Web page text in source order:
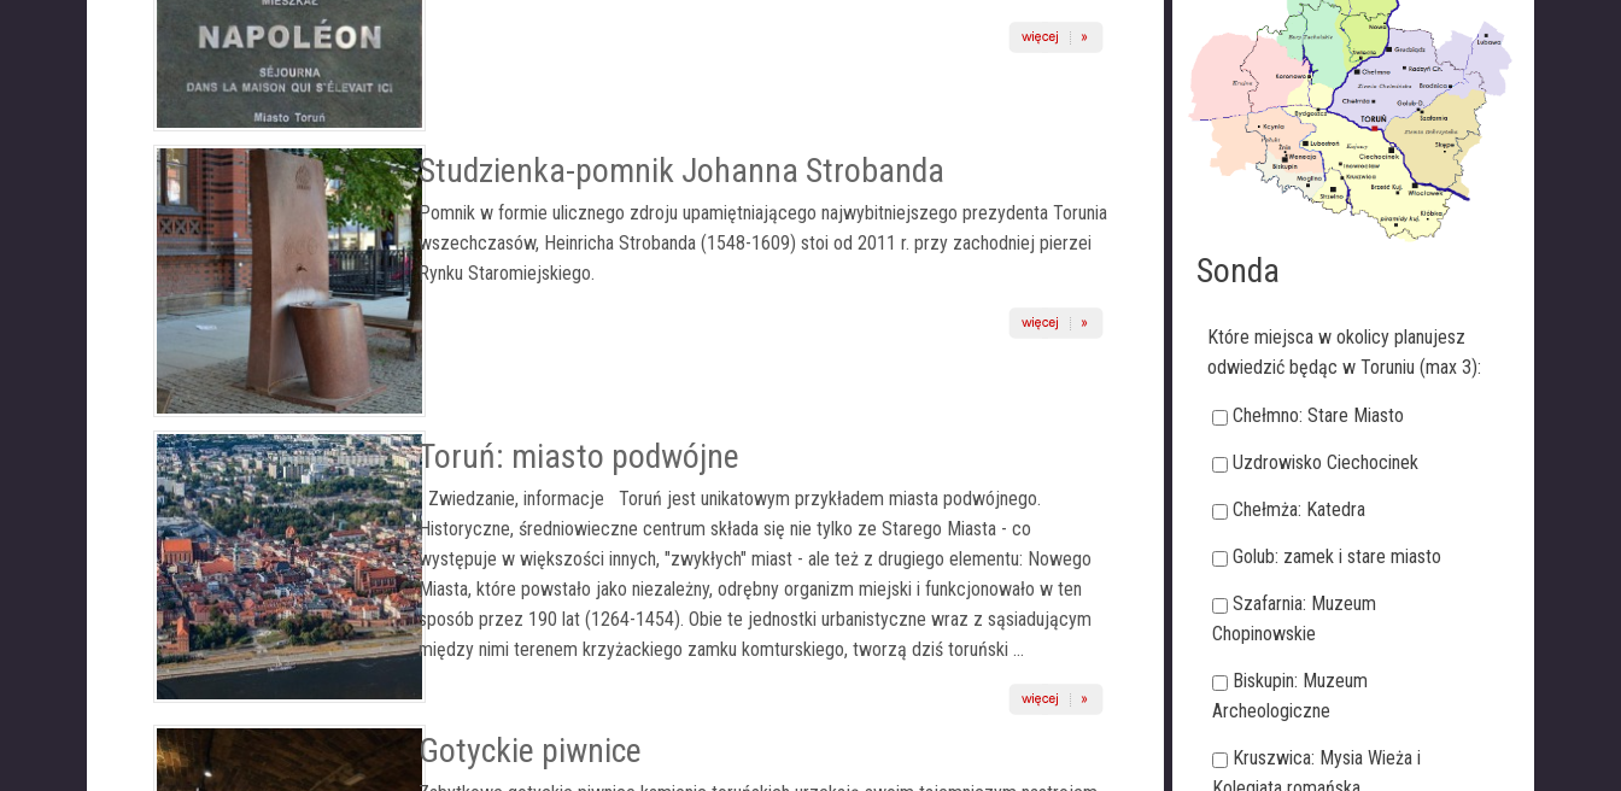
Studzienka-pomnik Johanna Strobanda
Pomnik w formie ulicznego zdroju upamiętniającego najwybitniejszego prezydenta Torunia
wszechczasów, Heinricha Strobanda (1548-1609) stoi od 2011 r. przy zachodniej pierzei
Rynku Staromiejskiego.
Toruń: miasto podwójne
Zwiedzanie, informacje Toruń jest unikatowym przykładem miasta podwójnego.
Historyczne, średniowieczne centrum składa się nie tylko ze Starego Miasta - co
występuje w większości innych, "zwykłych" miast - ale też z drugiego elementu: Nowego
Miasta, które powstało jako niezależny, odrębny organizm miejski i funkcjonowało w ten
sposób przez 190 lat (1264-1454). Obie te jednostki urbanistyczne wraz z sąsiadującym
między nimi terenem krzyżackiego zamku komturskiego, tworzą dziś toruński ...
Gotyckie piwnice
Sonda
Które miejsca w okolicy planujesz
odwiedzić będąc w Toruniu (max 3):
Chełmno: Stare Miasto
Uzdrowisko Ciechocinek
Chełmża: Katedra
Golub: zamek i stare miasto
Szafarnia: Muzeum
Chopinowskie
Biskupin: Muzeum
Archeologiczne
Kruszwica: Mysia Wieża i